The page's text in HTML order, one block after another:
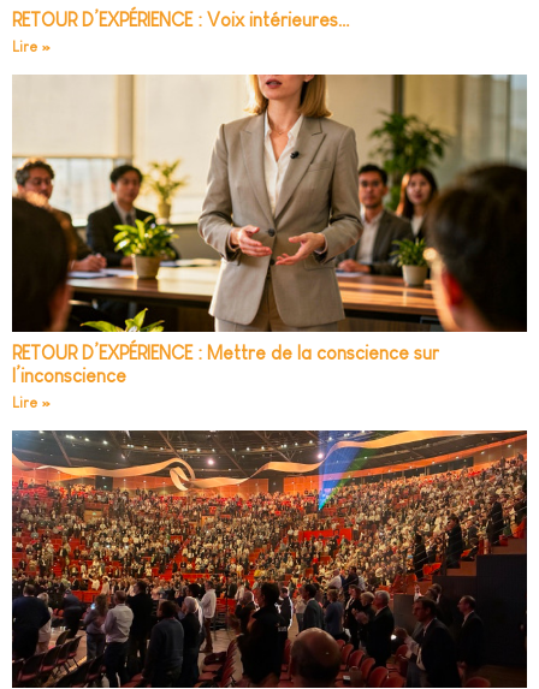
RETOUR D’EXPÉRIENCE : Voix intérieures…
Lire »
RETOUR D’EXPÉRIENCE : Mettre de la conscience sur
l’inconscience
Lire »